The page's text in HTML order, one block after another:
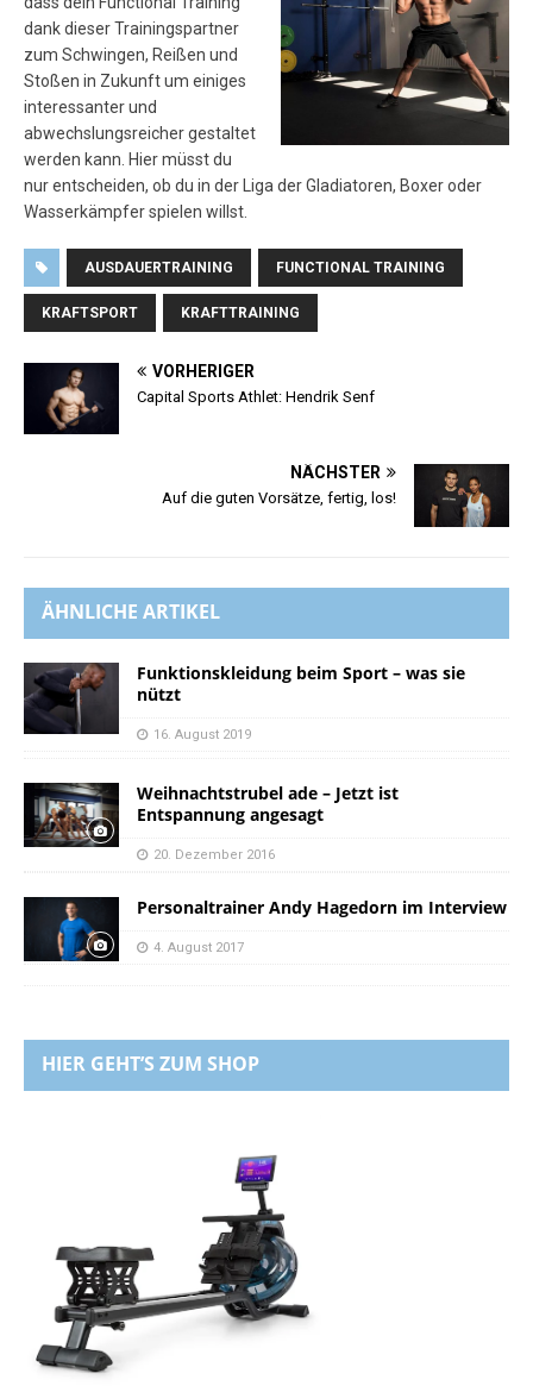
dank dieser Trainingspartner
zum Schwingen, Reißen und
Stoßen in Zukunft um einiges
interessanter und
abwechslungsreicher gestaltet
werden kann. Hier müsst du
nur entscheiden, ob du in der Liga der Gladiatoren, Boxer oder
Wasserkämpfer spielen willst.
AUSDAUERTRAINING FUNCTIONAL TRAINING
KRAFTSPORT KRAFTTRAINING
VORHERIGER
Capital Sports Athlet: Hendrik Senf
NÄCHSTER
Auf die guten Vorsätze, fertig, los!
ÄHNLICHE ARTIKEL
Funktionskleidung beim Sport – was sie
nützt
16. August 2019
Weihnachtstrubel ade – Jetzt ist
Entspannung angesagt
20. Dezember 2016
Personaltrainer Andy Hagedorn im Interview
4. August 2017
HIER GEHT’S ZUM SHOP